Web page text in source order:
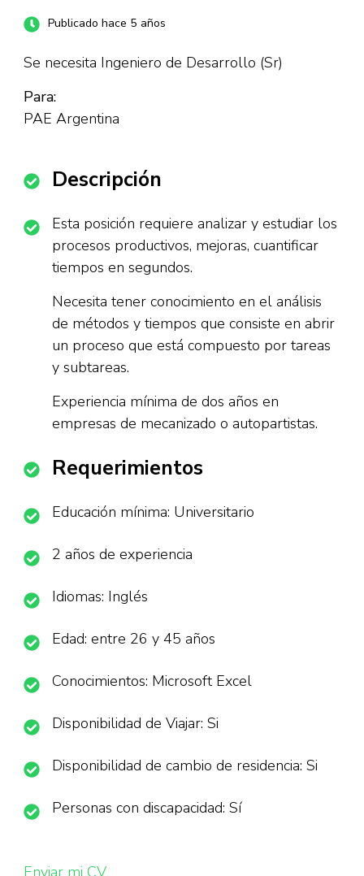
Publicado hace 5 años
Se necesita Ingeniero de Desarrollo (Sr)
Para:
PAE Argentina
Descripción
Esta posición requiere analizar y estudiar los
procesos productivos, mejoras, cuantificar
tiempos en segundos.
Necesita tener conocimiento en el análisis
de métodos y tiempos que consiste en abrir
un proceso que está compuesto por tareas
y subtareas.
Experiencia mínima de dos años en
empresas de mecanizado o autopartistas.
Requerimientos
Educación mínima: Universitario
2 años de experiencia
Idiomas: Inglés
Edad: entre 26 y 45 años
Conocimientos: Microsoft Excel
Disponibilidad de Viajar: Si
Disponibilidad de cambio de residencia: Si
Personas con discapacidad: Sí
Enviar mi CV